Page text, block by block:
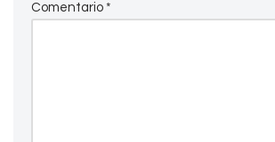
Comentario *